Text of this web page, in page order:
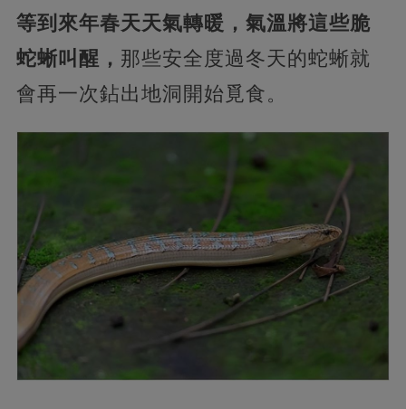
等到來年春天天氣轉暖，氣溫將這些脆
蛇蜥叫醒， 那些安全度過冬天的蛇蜥就
會再一次鉆出地洞開始覓食。